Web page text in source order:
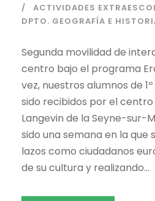
ACTIVIDADES
DPTO. GEOGRAFÍA E
Segunda movilidad de
centro bajo el programa
vez, nuestros alumnos de
sido recibidos por el
Langevin de la Seyne-sur-
sido una semana en la que
lazos como ciudadanos
de su cultura y realizando...